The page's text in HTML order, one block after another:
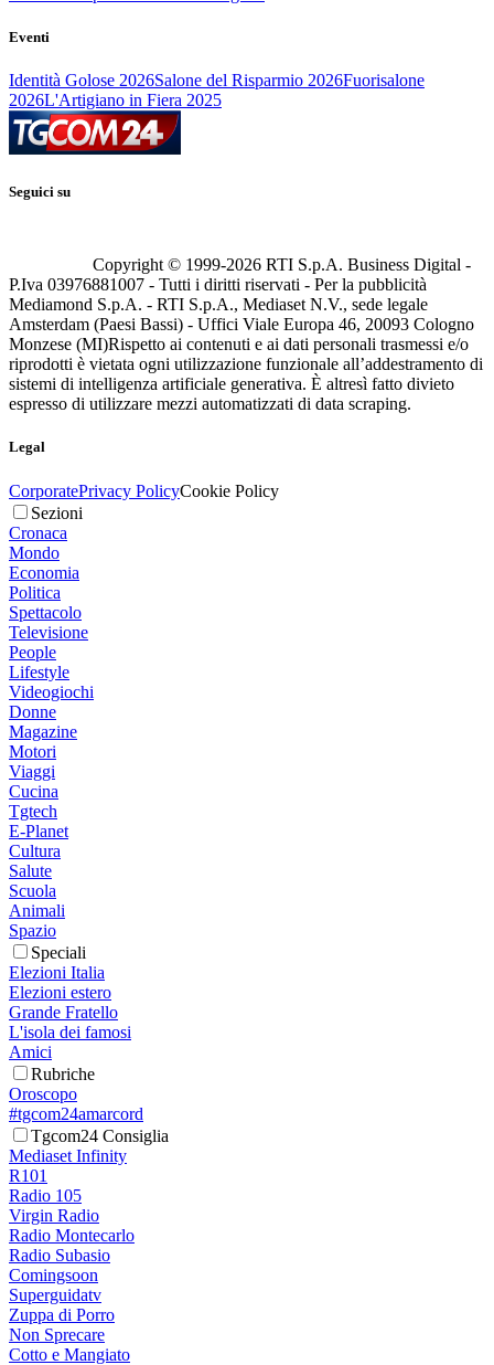
Eventi
Identità Golose 2026Salone del Risparmio 2026Fuorisalone
2026L'Artigiano in Fiera 2025
Seguici su
Copyright © 1999-2026 RTI S.p.A. Business Digital -
P.Iva 03976881007 - Tutti i diritti riservati - Per la pubblicità
Mediamond S.p.A. - RTI S.p.A., Mediaset N.V., sede legale
Amsterdam (Paesi Bassi) - Uffici Viale Europa 46, 20093 Cologno
Monzese (MI)Rispetto ai contenuti e ai dati personali trasmessi e/o
riprodotti è vietata ogni utilizzazione funzionale all’addestramento di
sistemi di intelligenza artificiale generativa. È altresì fatto divieto
espresso di utilizzare mezzi automatizzati di data scraping.
Legal
CorporatePrivacy PolicyCookie Policy
Sezioni
Cronaca
Mondo
Economia
Politica
Spettacolo
Televisione
People
Lifestyle
Videogiochi
Donne
Magazine
Motori
Viaggi
Cucina
Tgtech
E-Planet
Cultura
Salute
Scuola
Animali
Spazio
Speciali
Elezioni Italia
Elezioni estero
Grande Fratello
L'isola dei famosi
Amici
Rubriche
Oroscopo
#tgcom24amarcord
Tgcom24 Consiglia
Mediaset Infinity
R101
Radio 105
Virgin Radio
Radio Montecarlo
Radio Subasio
Comingsoon
Superguidatv
Zuppa di Porro
Non Sprecare
Cotto e Mangiato